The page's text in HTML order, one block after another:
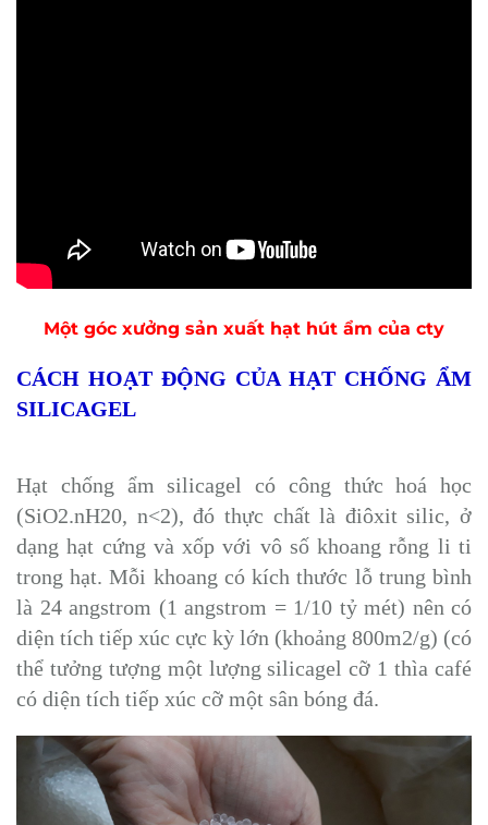
Một góc xưởng sản xuất hạt hút ẩm của cty
CÁCH HOẠT ĐỘNG CỦA HẠT CHỐNG ẨM
SILICAGEL
Hạt chống ẩm silicagel có công thức hoá học
(SiO2.nH20, n<2), đó thực chất là điôxit silic, ở
dạng hạt cứng và xốp với vô số khoang rỗng li ti
trong hạt. Mỗi khoang có kích thước lỗ trung bình
là 24 angstrom (1 angstrom = 1/10 tỷ mét) nên có
diện tích tiếp xúc cực kỳ lớn (khoảng 800m2/g) (có
thể tưởng tượng một lượng silicagel cỡ 1 thìa café
có diện tích tiếp xúc cỡ một sân bóng đá.